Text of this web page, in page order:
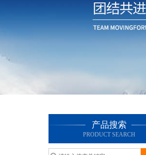
产品搜索
PRODUCT SEARCH